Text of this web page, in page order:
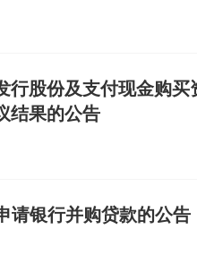
行股份及支付现金购
结果的公告
请银行并购贷款的公告